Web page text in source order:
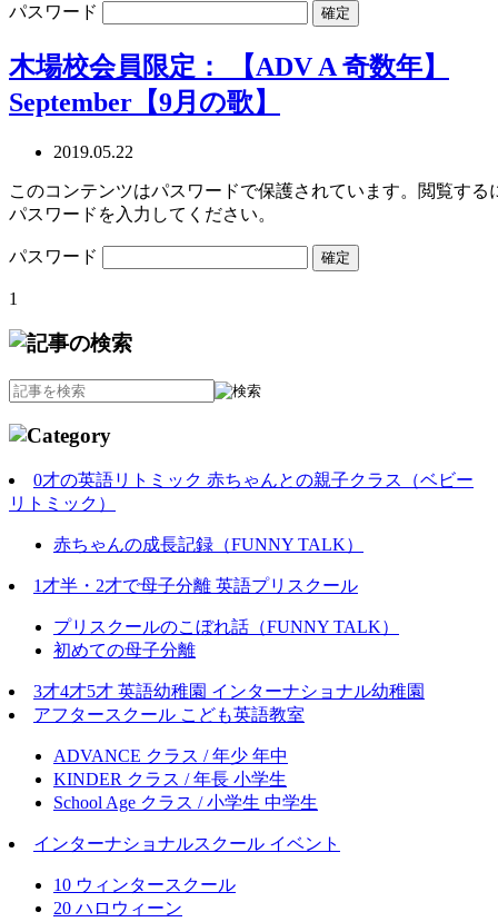
パスワード
木場校会員限定： 【ADV A 奇数年】
September【9月の歌】
2019.05.22
このコンテンツはパスワードで保護されています。閲覧する
パスワードを入力してください。
パスワード
1
0才の英語リトミック 赤ちゃんとの親子クラス（ベビー
リトミック）
赤ちゃんの成長記録（FUNNY TALK）
1才半・2才で母子分離 英語プリスクール
プリスクールのこぼれ話（FUNNY TALK）
初めての母子分離
3才4才5才 英語幼稚園 インターナショナル幼稚園
アフタースクール こども英語教室
ADVANCE クラス / 年少 年中
KINDER クラス / 年長 小学生
School Age クラス / 小学生 中学生
インターナショナルスクール イベント
10 ウィンタースクール
20 ハロウィーン